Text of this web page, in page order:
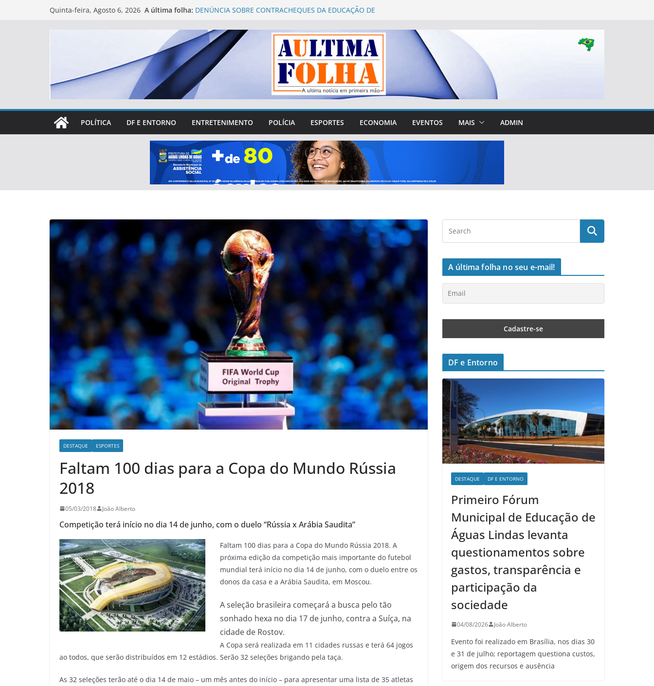
Quinta-feira, Agosto 6, 2026 A última folha: DENÚNCIA SOBRE CONTRACHEQUES DA EDUCAÇÃO DE
Eleições 2026: Águas Lindas abre 752 vagas para
treinamento presencial de mesários
Primeiro Fórum Municipal de Educação de Águas Lindas
levanta questionamentos sobre gastos, transparência e
participação da sociedade
Rotary de Águas Lindas tenta sair da crise e recuperar
espaço perdido na cidade
Lucas Vergílio reúne lideranças de Águas Lindas e destaca
mais de R$ 4 milhões destinados ao município
POLÍTICA
DF E ENTORNO ENTRETENIMENTO POLÍCIA ESPORTES ECONOMIA EVENTOS MAIS ADMIN
DESTAQUE ESPORTES
Faltam 100 dias para a Copa do Mundo Rússia
2018
05/03/2018 João Alberto
Competição terá início no dia 14 de junho, com o duelo “Rússia x Arábia Saudita”
Faltam 100 dias para a Copa do Mundo Rússia 2018. A
próxima edição da competição mais importante do futebol
mundial terá início no dia 14 de junho, com o duelo entre os
donos da casa e a Arábia Saudita, em Moscou.
A seleção brasileira começará a busca pelo tão
sonhado hexa no dia 17 de junho, contra a Suíça, na
cidade de Rostov.
A Copa será realizada em 11 cidades russas e terá 64 jogos
ao todos, que serão distribuídos em 12 estádios. Serão 32 seleções brigando pela taça.
As 32 seleções terão até o dia 14 de maio – um mês antes do início – para apresentar uma lista de 35 atletas
A última folha no seu e-mail!
DF e Entorno
DESTAQUE DF E ENTORNO
Primeiro Fórum
Municipal de Educação de
Águas Lindas levanta
questionamentos sobre
gastos, transparência e
participação da
sociedade
04/08/2026 João Alberto
Evento foi realizado em Brasília, nos dias 30
e 31 de julho; reportagem questiona custos,
origem dos recursos e ausência